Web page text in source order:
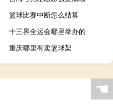
篮球比赛中断怎么结算
十三界全运会哪里举办的
重庆哪里有卖篮球架
☚